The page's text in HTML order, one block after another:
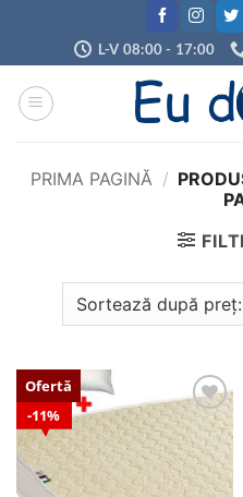
content
L-V 08:00 - 17:00
PRIMA PAGINĂ /
11%
Ofertă
Adaugă
în
wishlist